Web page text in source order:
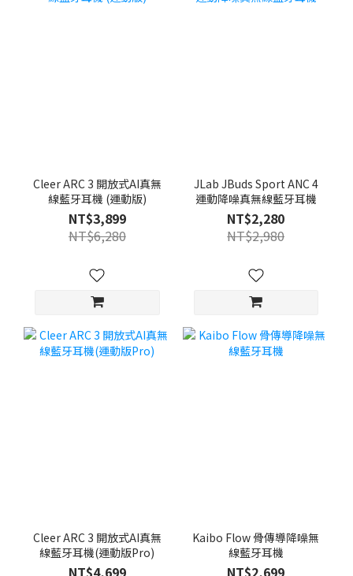
Cleer ARC 3 開放式AI真無
線藍牙耳機 (運動版)
NT$3,899
NT$6,280
JLab JBuds Sport ANC 4
運動降噪真無線藍牙耳機
NT$2,280
NT$2,980
Cleer ARC 3 開放式AI真無
線藍牙耳機(運動版Pro)
NT$4,699
Kaibo Flow 骨傳導降噪無
線藍牙耳機
NT$2,699